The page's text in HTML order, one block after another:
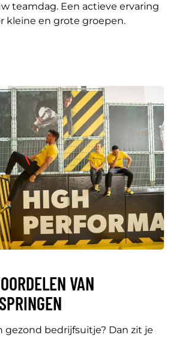
teamdag. Een actieve ervaring
kleine en grote groepen.
VAN
gezond bedrijfsuitje? Dan zit je